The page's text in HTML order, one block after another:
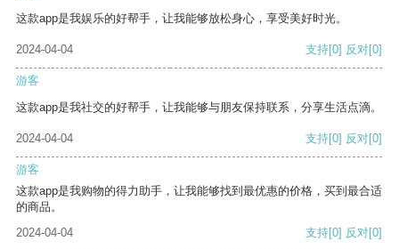
这款app是我娱乐的好帮手，让我能够放松身心，享受美好时光。
2024-04-04 支持[0] 反对[0]
游客
这款app是我社交的好帮手，让我能够与朋友保持联系，分享生活点滴。
2024-04-04 支持[0] 反对[0]
游客
这款app是我购物的得力助手，让我能够找到最优惠的价格，买到最合适
的商品。
2024-04-04
支持[0] 反对[0]